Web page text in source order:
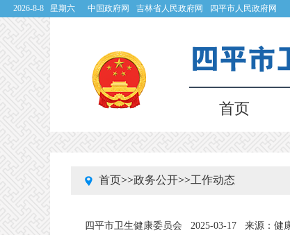
2026-8-8 星期六 中国政府网 吉林省人民政府网 四平市人民政府网
首页
首页>>政务公开>>工作动态
四平市卫生健康委员会 2025-03-17 来源：健